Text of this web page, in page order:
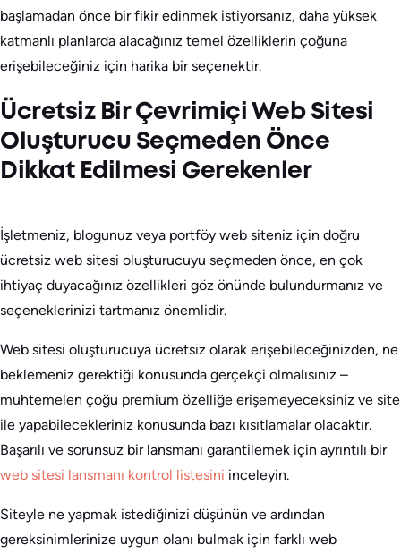
başlamadan önce bir fikir edinmek istiyorsanız, daha yüksek
katmanlı planlarda alacağınız temel özelliklerin çoğuna
erişebileceğiniz için harika bir seçenektir.
Ücretsiz Bir Çevrimiçi Web Sitesi
Oluşturucu Seçmeden Önce
Dikkat Edilmesi Gerekenler
İşletmeniz, blogunuz veya portföy web siteniz için doğru
ücretsiz web sitesi oluşturucuyu seçmeden önce, en çok
ihtiyaç duyacağınız özellikleri göz önünde bulundurmanız ve
seçeneklerinizi tartmanız önemlidir.
Web sitesi oluşturucuya ücretsiz olarak erişebileceğinizden, ne
beklemeniz gerektiği konusunda gerçekçi olmalısınız –
muhtemelen çoğu premium özelliğe erişemeyeceksiniz ve site
ile yapabilecekleriniz konusunda bazı kısıtlamalar olacaktır.
Başarılı ve sorunsuz bir lansmanı garantilemek için ayrıntılı bir
web sitesi lansmanı kontrol listesini inceleyin.
Siteyle ne yapmak istediğinizi düşünün ve ardından
gereksinimlerinize uygun olanı bulmak için farklı web